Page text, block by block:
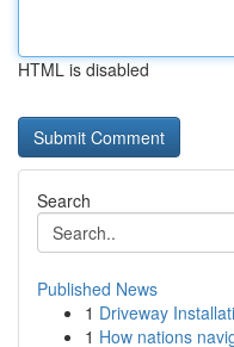
HTML is disabled
Search
Published News
1 Driveway
1 How nations